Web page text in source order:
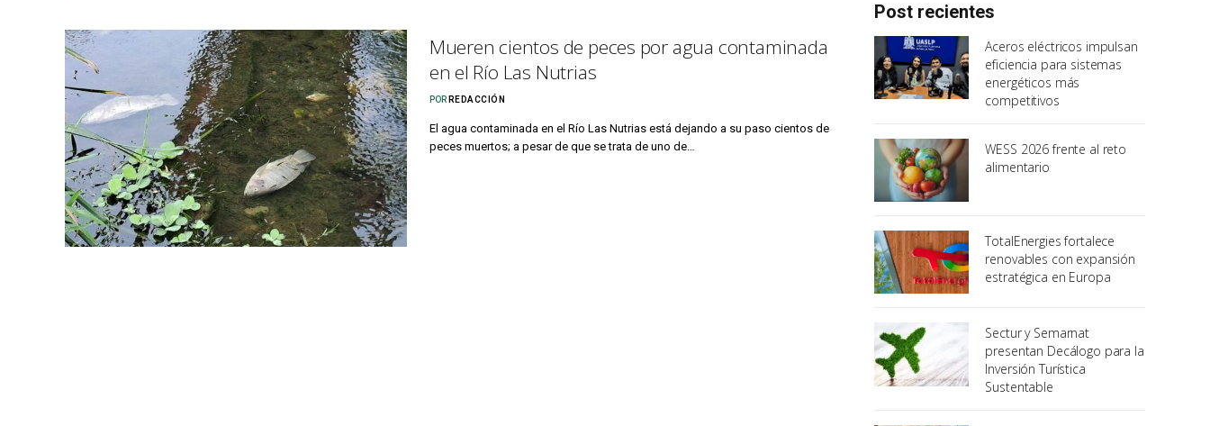
Mueren cientos de peces por agua contaminada
en el Río Las Nutrias
POR REDACCIÓN
El agua contaminada en el Río Las Nutrias está dejando a su paso cientos de
peces muertos; a pesar de que se trata de uno de…
Post recientes
Aceros eléctricos impulsan
eficiencia para sistemas
energéticos más
competitivos
WESS 2026 frente al reto
alimentario
TotalEnergies fortalece
renovables con expansión
estratégica en Europa
Sectur y Semarnat
presentan Decálogo para la
Inversión Turística
Sustentable